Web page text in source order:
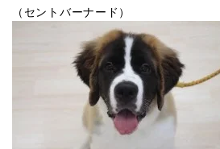
（セントバーナード）